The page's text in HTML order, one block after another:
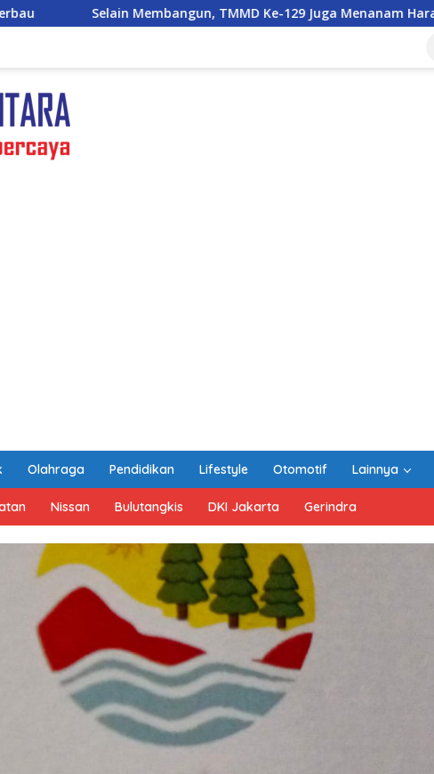
TMMD Ke-129 Juga Menanam Harapan Melalui Ketahanan
Olahraga Pendidikan Lifestyle Otomotif Lainnya
Nissan Bulutangkis DKI Jakarta Gerindra